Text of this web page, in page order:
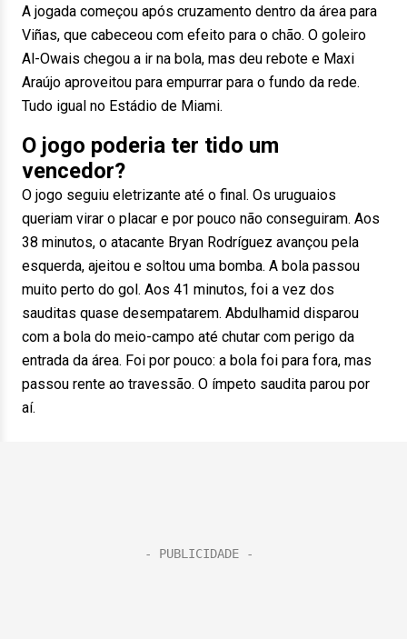
A jogada começou após cruzamento dentro da área para
Viñas, que cabeceou com efeito para o chão. O goleiro
Al-Owais chegou a ir na bola, mas deu rebote e Maxi
Araújo aproveitou para empurrar para o fundo da rede.
Tudo igual no Estádio de Miami.
O jogo poderia ter tido um
vencedor?
O jogo seguiu eletrizante até o final. Os uruguaios
queriam virar o placar e por pouco não conseguiram. Aos
38 minutos, o atacante Bryan Rodríguez avançou pela
esquerda, ajeitou e soltou uma bomba. A bola passou
muito perto do gol. Aos 41 minutos, foi a vez dos
sauditas quase desempatarem. Abdulhamid disparou
com a bola do meio-campo até chutar com perigo da
entrada da área. Foi por pouco: a bola foi para fora, mas
passou rente ao travessão. O ímpeto saudita parou por
aí.